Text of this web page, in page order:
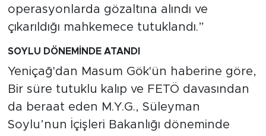
operasyonlarda gözaltına alındı ve
çıkarıldığı mahkemece tutuklandı.”
SOYLU DÖNEMİNDE ATANDI
Yeniçağ'dan Masum Gök'ün haberine göre,
Bir süre tutuklu kalıp ve FETÖ davasından
da beraat eden M.Y.G., Süleyman
Soylu’nun İçişleri Bakanlığı döneminde